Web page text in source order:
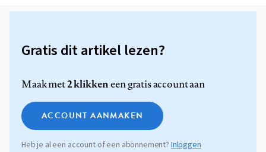
Gratis dit artikel lezen?
Maak met2 klikkeneen gratis account aan
ACCOUNT AANMAKEN
Heb je al een account of een abonnement? Inloggen